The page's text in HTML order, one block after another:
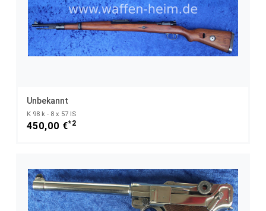
Unbekannt
K 98 k - 8 x 57 IS
450,00 €*2